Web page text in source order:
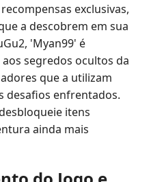
exclusivas,
a descobrem em sua
'Myan99' é
segredos ocultos da
que a utilizam
desafios enfrentados.
itens
ainda mais